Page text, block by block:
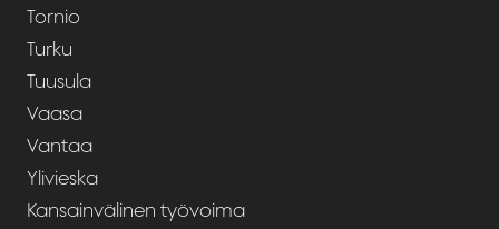
Tornio
Turku
Tuusula
Vaasa
Vantaa
Ylivieska
Kansainvälinen työvoima